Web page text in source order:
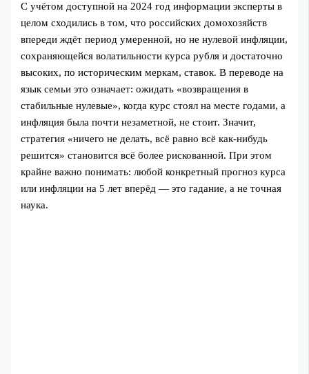
С учётом доступной на 2024 год информации эксперты в
целом сходились в том, что российских домохозяйств
впереди ждёт период умеренной, но не нулевой инфляции,
сохраняющейся волатильности курса рубля и достаточно
высоких, по историческим меркам, ставок. В переводе на
язык семьи это означает: ожидать «возвращения в
стабильные нулевые», когда курс стоял на месте годами, а
инфляция была почти незаметной, не стоит. Значит,
стратегия «ничего не делать, всё равно всё как‑нибудь
решится» становится всё более рискованной. При этом
крайне важно понимать: любой конкретный прогноз курса
или инфляции на 5 лет вперёд — это гадание, а не точная
наука.